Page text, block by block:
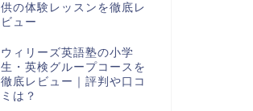
供の体験レッスンを徹底レ
ビュー
ウィリーズ英語塾の小学
生・英検グループコースを
徹底レビュー｜評判や口コ
ミは？